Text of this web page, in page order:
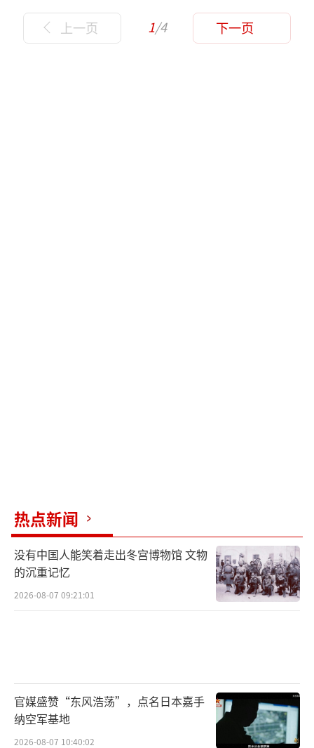
上一页 1/4 下一页
热点新闻
没有中国人能笑着走出冬宫博物馆 文物
的沉重记忆
2026-08-07 09:21:01
官媒盛赞“东风浩荡”，点名日本嘉手
纳空军基地
2026-08-07 10:40:02